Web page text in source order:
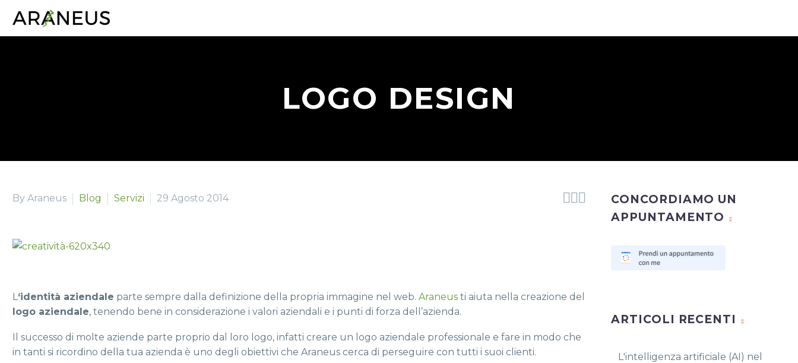
LOGO DESIGN

By Araneus Blog Servizi 29 Agosto 2014
L‘identità aziendale parte sempre dalla definizione della propria immagine nel web. Araneus ti aiuta nella creazione del
logo aziendale, tenendo bene in considerazione i valori aziendali e i punti di forza dell’azienda.
Il successo di molte aziende parte proprio dal loro logo, infatti creare un logo aziendale professionale e fare in modo che
in tanti si ricordino della tua azienda è uno degli obiettivi che Araneus cerca di perseguire con tutti i suoi clienti.
CONCORDIAMO UN
APPUNTAMENTO
ARTICOLI RECENTI
L'intelligenza artificiale (AI) nel